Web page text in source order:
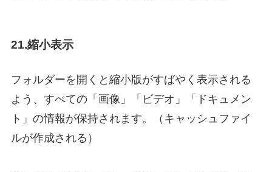
21.縮小表示
フォルダーを開くと縮小版がすばやく表示される
よう、すべての「画像」「ビデオ」「ドキュメン
ト」の情報が保持されます。（キャッシュファイ
ルが作成される）